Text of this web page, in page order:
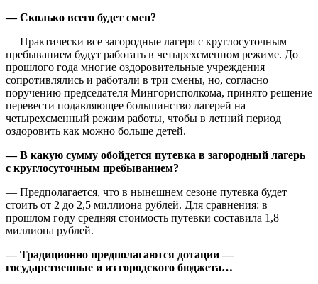
— Сколько всего будет смен?
— Практически все загородные лагеря с круглосуточным
пребыванием будут работать в четырехсменном режиме. До
прошлого года многие оздоровительные учреждения
сопротивлялись и работали в три смены, но, согласно
поручению председателя Мингор­исполкома, принято решение
перевести подавляющее большинство лагерей на
четырехсменный режим работы, чтобы в летний период
оздоровить как можно больше детей.
— В какую сумму обойдется путевка в загородный лагерь
с круглосуточным пребыванием?
— Предполагается, что в нынешнем сезоне путевка будет
стоить от 2 до 2,5 миллиона рублей. Для сравнения: в
прошлом году средняя стоимость путевки составила 1,8
миллиона рублей.
— Традиционно предполагаются дотации —
государственные и из городского бюджета…